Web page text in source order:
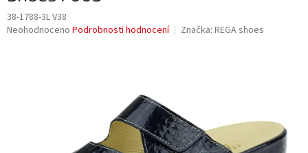
38-1788-3L V38
Průměrné
Neohodnoceno Podrobnosti hodnocení Značka: REGA shoes